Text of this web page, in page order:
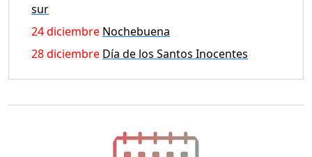
sur
24 diciembre Nochebuena
28 diciembre Día de los Santos Inocentes